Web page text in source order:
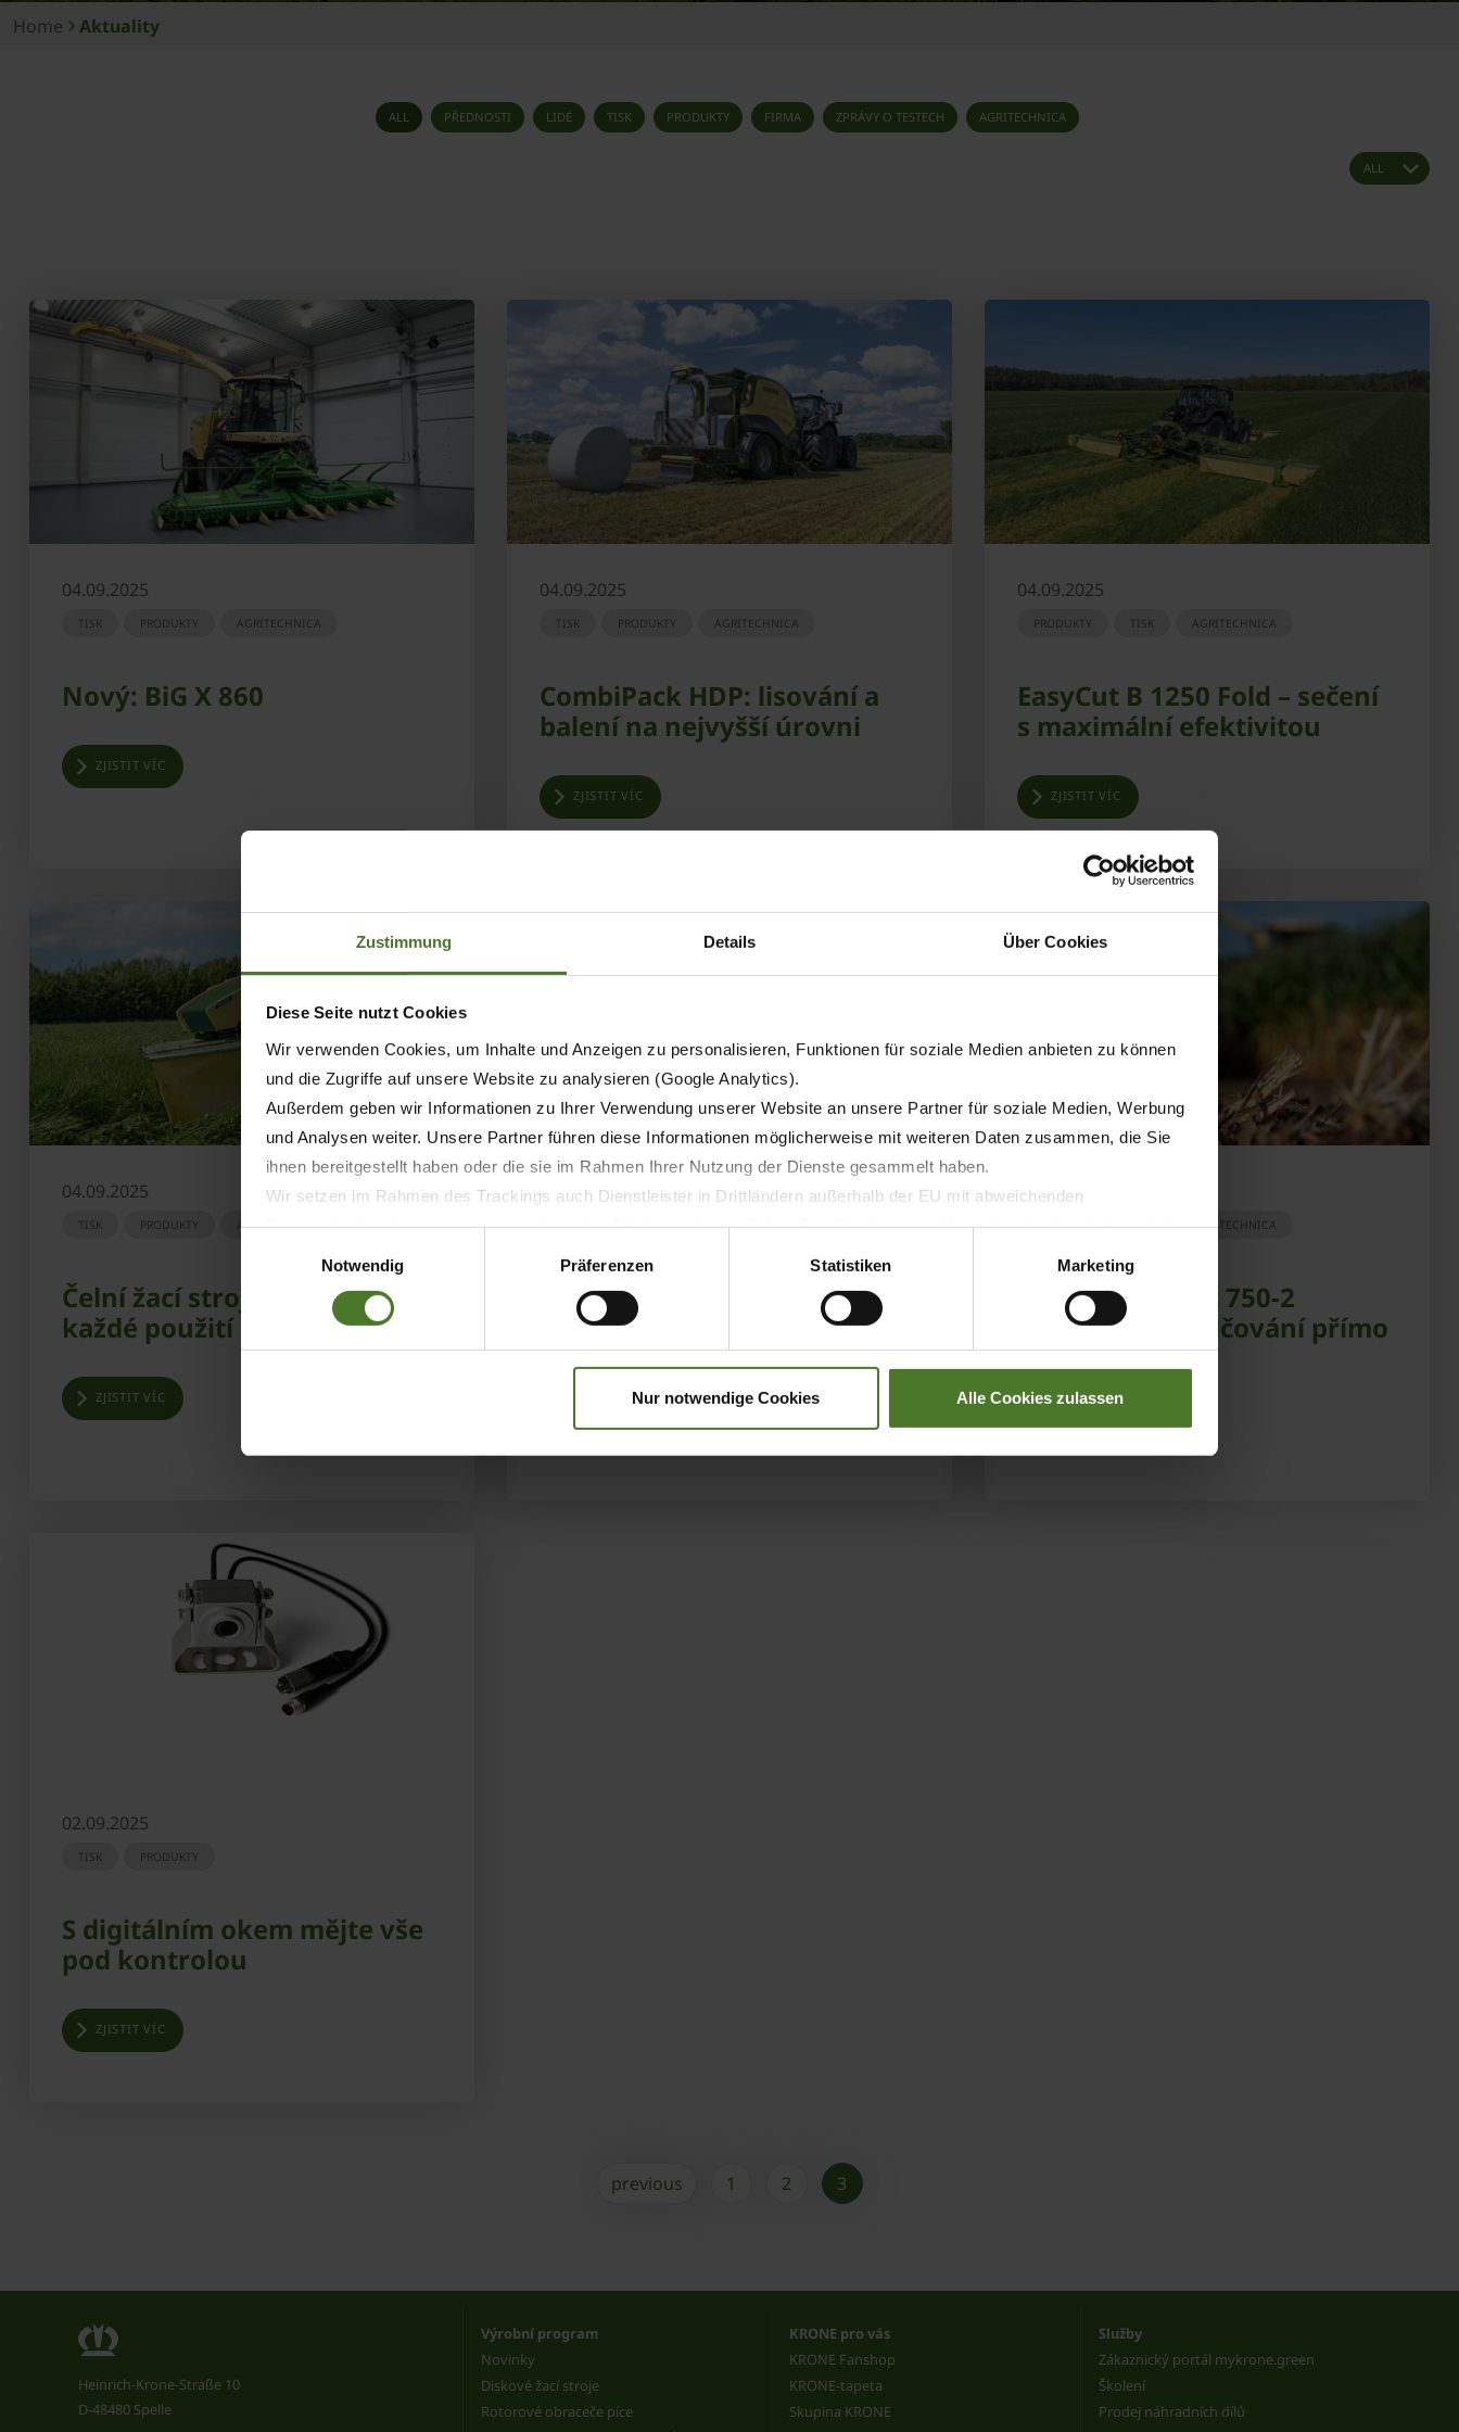
Zustimmung Details Über Cookies
Diese Seite nutzt Cookies
Wir verwenden Cookies, um Inhalte und Anzeigen zu personalisieren, Funktionen für soziale Medien anbieten zu können
und die Zugriffe auf unsere Website zu analysieren (Google Analytics).
Außerdem geben wir Informationen zu Ihrer Verwendung unserer Website an unsere Partner für soziale Medien, Werbung
und Analysen weiter. Unsere Partner führen diese Informationen möglicherweise mit weiteren Daten zusammen, die Sie
ihnen bereitgestellt haben oder die sie im Rahmen Ihrer Nutzung der Dienste gesammelt haben.
Wir setzen im Rahmen des Trackings auch Dienstleister in Drittländern außerhalb der EU mit abweichenden
Datenschutzbestimmungen ein, wodurch das Risiko von behördlichen Zugriffen bzw. von Kontrollverlust bzgl. übermittelter
Impressum
Notwendig
Präferenzen Statistiken Marketing
Nur notwendige Cookies Alle Cookies zulassen
Home Aktuality
ALL PŘEDNOSTI LIDÉ TISK PRODUKTY FIRMA ZPRÁVY O TESTECH AGRITECHNICA
04.09.2025
TISK PRODUKTY AGRITECHNICA
Nový: BiG X 860
ZJISTIT VÍC
04.09.2025
TISK PRODUKTY AGRITECHNICA
CombiPack HDP: lisování a
balení na nejvyšší úrovni
ZJISTIT VÍC
04.09.2025
PRODUKTY TISK AGRITECHNICA
EasyCut B 1250 Fold – sečení
s maximální efektivitou
ZJISTIT VÍC
04.09.2025
TISK PRODUKTY AGRITECHNICA
Čelní žací stroje vhodné pro
každé použití
ZJISTIT VÍC
04.09.2025
TISK PRODUKTY AGRITECHNICA
RONE Swadro BaleTrain TC
880 Pro: shrnování a lisování
v jedné operaci
ZJISTIT VÍC
04.09.2025
TISK PRODUKTY AGRITECHNICA
KRONE XCollect 750-2
RotoChop – mulčování přímo
při sklizni
ZJISTIT VÍC
02.09.2025
TISK PRODUKTY
S digitálním okem mějte vše
pod kontrolou
ZJISTIT VÍC
previous 1 2 3
Heinrich-Krone-Straße 10
D-48480 Spelle
Výrobní program
Novinky
Diskové žací stroje
Rotorové obraceče píce
KRONE pro vás
KRONE Fanshop
KRONE-tapeta
Skupina KRONE
Služby
Zákaznický portál mykrone.green
Školení
Prodej náhradních dílů